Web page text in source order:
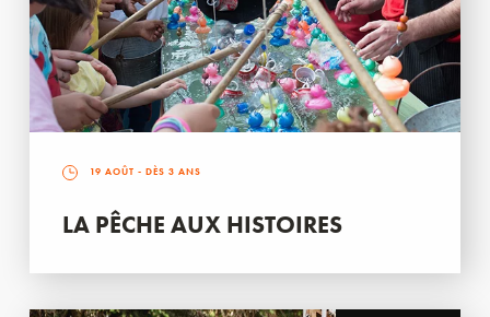
19 AOÛT - DÈS 3 ANS
LA PÊCHE AUX HISTOIRES